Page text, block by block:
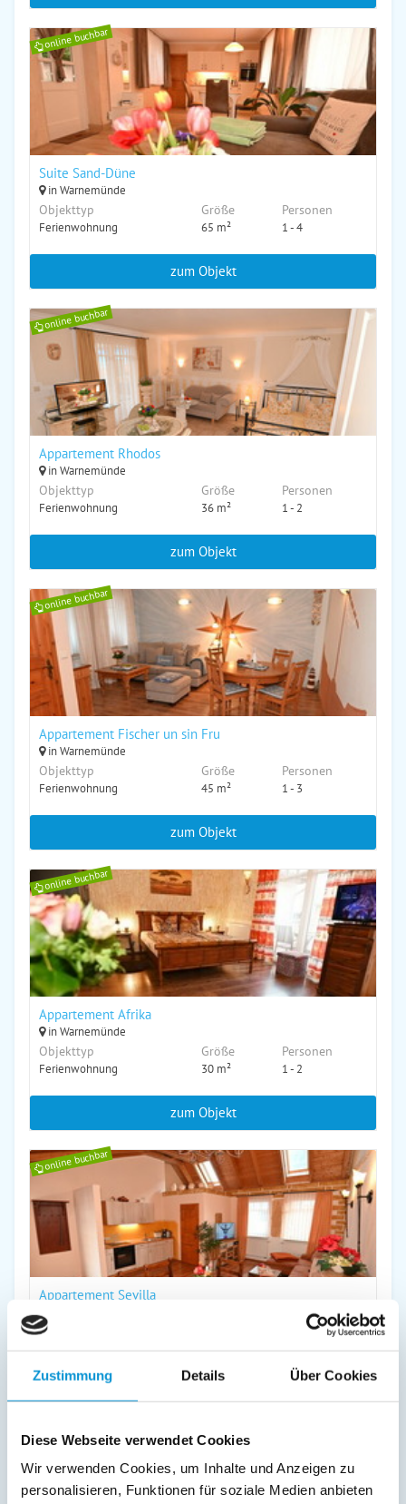
Zustimmung Details Über Cookies
Diese Webseite verwendet Cookies
Wir verwenden Cookies, um Inhalte und Anzeigen zu
personalisieren, Funktionen für soziale Medien anbieten
online buchbar
Suite Sand-Düne
in Warnemünde
Objekttyp
Ferienwohnung
Größe
65 m²
Personen
1 - 4
zum Objekt
online buchbar
Appartement Rhodos
in Warnemünde
Objekttyp
Ferienwohnung
Größe
36 m²
Personen
1 - 2
zum Objekt
online buchbar
Appartement Fischer un sin Fru
in Warnemünde
Objekttyp
Ferienwohnung
Größe
45 m²
Personen
1 - 3
zum Objekt
online buchbar
Appartement Afrika
in Warnemünde
Objekttyp
Ferienwohnung
Größe
30 m²
Personen
1 - 2
zum Objekt
online buchbar
Appartement Sevilla
Objekttyp
Ferienwohnung 60 m²
Personen
1 - 4
online buchbar